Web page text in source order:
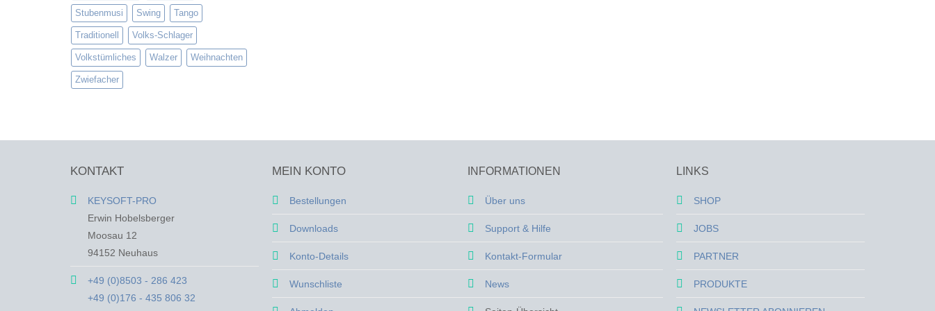
Stubenmusi Swing Tango
Traditionell Volks-Schlager
Volkstümliches Walzer Weihnachten
Zwiefacher
KONTAKT
KEYSOFT-PRO
Erwin Hobelsberger
Moosau 12
94152 Neuhaus
+49 (0)8503 - 286 423
+49 (0)176 - 435 806 32
MEIN KONTO
Bestellungen
Downloads
Konto-Details
Wunschliste
INFORMATIONEN
Über uns
Support & Hilfe
Kontakt-Formular
News
LINKS
SHOP
JOBS
PARTNER
PRODUKTE